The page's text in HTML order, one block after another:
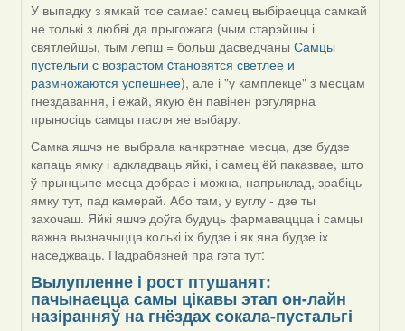
У выпадку з ямкай тое самае: самец выбіраецца самкай
не толькі з любві да прыгожага (чым старэйшы і
святлейшы, тым лепш = больш дасведчаныСамцы
пустельги с возрастом cтановятся светлее и
размножаются успешнее), але і "у камплекце" з месцам
гнездавання, і ежай, якую ён павінен рэгулярна
прыносіць самцы пасля яе выбару.
Самка яшчэ не выбрала канкрэтнае месца, дзе будзе
капаць ямку і адкладваць яйкі, і самец ёй паказвае, што
ў прынцыпе месца добрае і можна, напрыклад, зрабіць
ямку тут, пад камерай. Або там, у вуглу - дзе ты
захочаш. Яйкі яшчэ доўга будуць фармаваццца і самцы
важна вызначыцца колькі іх будзе і як яна будзе іх
наседжваць. Падрабязней пра гэта тут:
Вылупленне i рост птушанят:
пачынаецца самы цікавы этап он-лайн
назіранняў на гнёздах сокала-пустальгі